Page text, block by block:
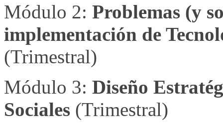
Módulo 2: Problemas (y
implementación de
(Trimestral)
Módulo 3: Diseño
Sociales (Trimestral)